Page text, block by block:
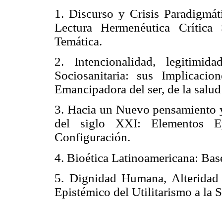
1. Discurso y Crisis
Lectura Hermenéutica
Temática.
2. Intencionalidad,
Sociosanitaria: sus
Emancipadora del ser, de la
3. Hacia un Nuevo pensamiento
del siglo XXI: Elementos
Configuración.
4. Bioética Latinoamericana:
5. Dignidad Humana,
Epistémico del Utilitarismo a la